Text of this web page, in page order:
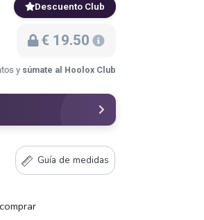
Descuento Club
€ 19.50
y súmate al Hoolox Club
Guía de medidas